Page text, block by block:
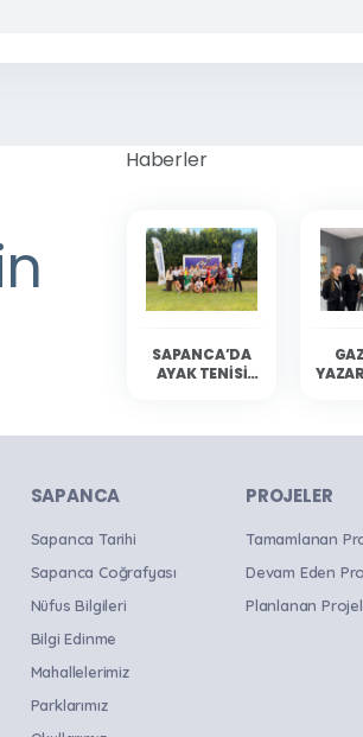
Haberler
SAPANCA’DA
AYAK TENISI
SAPANCA
Sapanca Tarihi
Sapanca Coğrafyası
Nüfus Bilgileri
Bilgi Edinme
Mahallelerimiz
Parklarımız
PROJELER
Tamamlanan
Devam Eden
Planlanan